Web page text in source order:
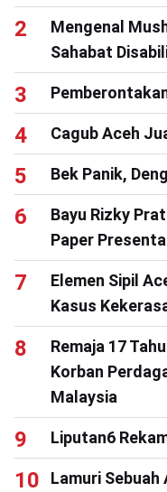
Mengenal
Sahabat
Cagub Aceh
Bek Panik,
Bayu Rizky
Paper
Elemen Sipil
Kasus
Remaja 17
Korban
Malaysia
Liputan6
Lamuri Sebuah